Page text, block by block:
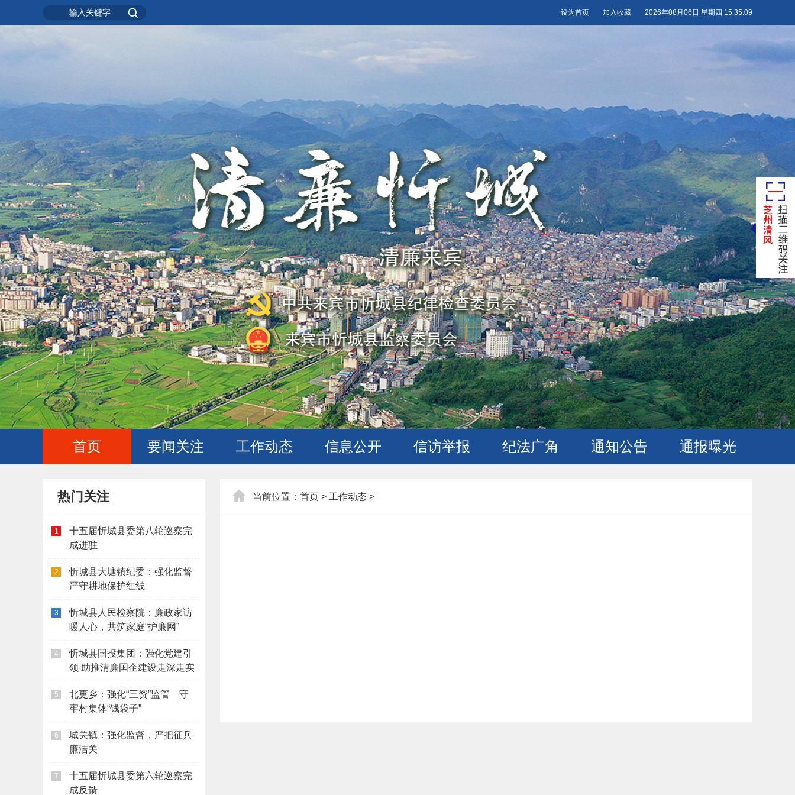
设为首页 加入收藏 2026年08月06日 星期四 15:35:11
首页 要闻关注 工作动态 信息公开 信访举报 纪法广角 通知公告 通报曝光
热门关注
1
十五届忻城县委第八轮巡察完
成进驻
2
忻城县大塘镇纪委：强化监督
严守耕地保护红线
3
忻城县人民检察院：廉政家访
暖人心，共筑家庭“护廉网”
4
忻城县国投集团：强化党建引
领 助推清廉国企建设走深走实
5
北更乡：强化“三资”监管 守
牢村集体“钱袋子”
6
城关镇：强化监督，严把征兵
廉洁关
7
十五届忻城县委第六轮巡察完
成反馈
当前位置： 首页 > 工作动态 >